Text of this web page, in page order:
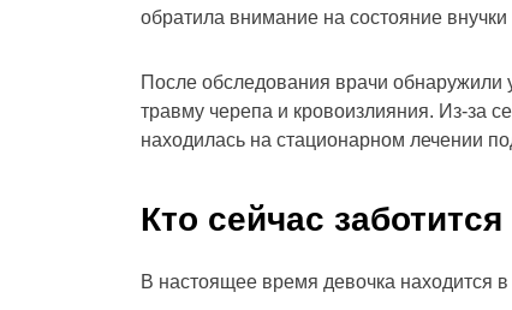
обратила внимание на состояние
После обследования врачи
травму черепа и кровоизлияния. Из-за
находилась на стационарном лечении
Кто сейчас
В настоящее время девочка находится